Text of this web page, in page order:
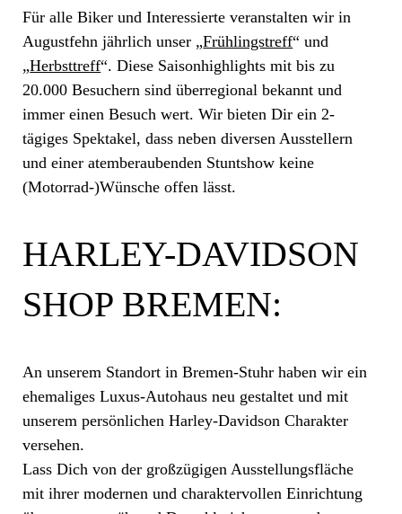
Für alle Biker und Interessierte veranstalten wir in
Augustfehn jährlich unser „Frühlingstreff“ und
„Herbsttreff“. Diese Saisonhighlights mit bis zu
20.000 Besuchern sind überregional bekannt und
immer einen Besuch wert. Wir bieten Dir ein 2-
tägiges Spektakel, dass neben diversen Ausstellern
und einer atemberaubenden Stuntshow keine
(Motorrad-)Wünsche offen lässt.
HARLEY-DAVIDSON
SHOP BREMEN:
An unserem Standort in Bremen-Stuhr haben wir ein
ehemaliges Luxus-Autohaus neu gestaltet und mit
unserem persönlichen Harley-Davidson Charakter
versehen.
Lass Dich von der großzügigen Ausstellungsfläche
mit ihrer modernen und charaktervollen Einrichtung